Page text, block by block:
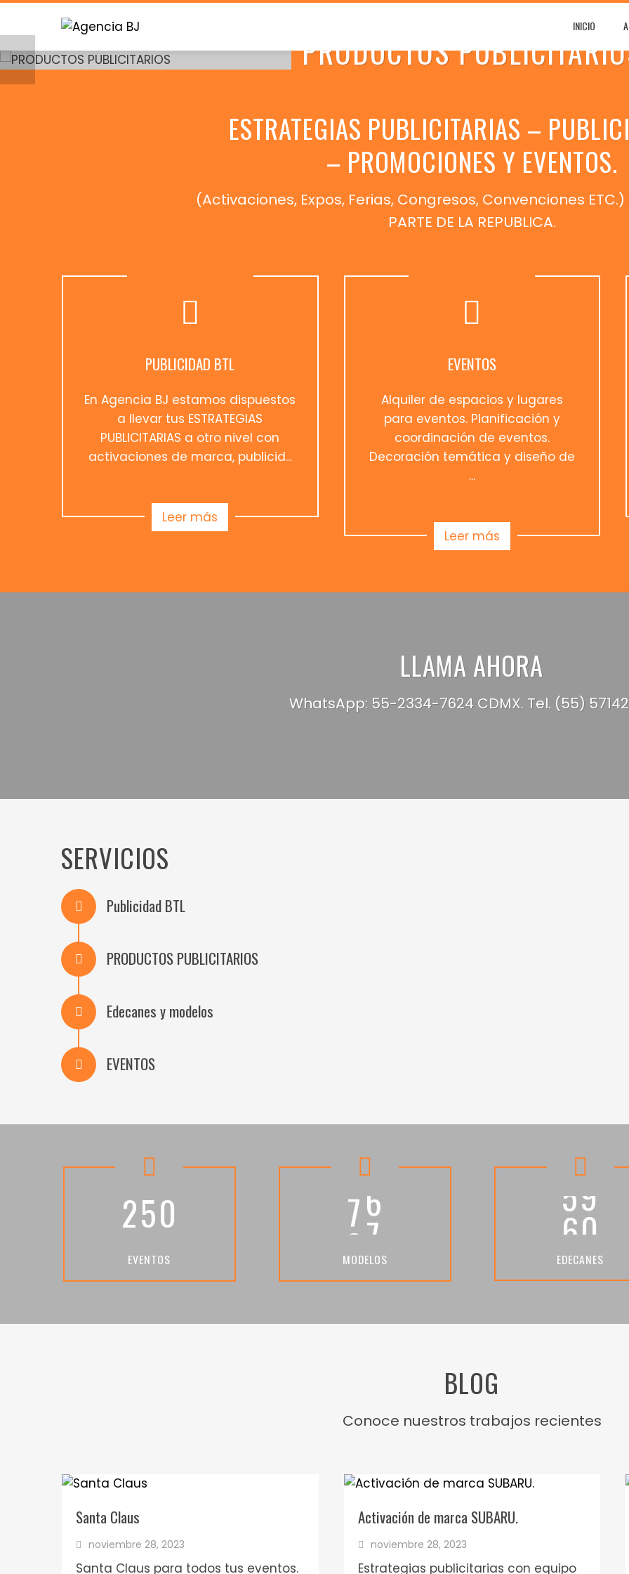
Skip
content
INICIO
PRODUCTOS
ESTRATEGIAS PUBLICITARIAS –
– PROMOCIONES Y EVENTOS.
(Activaciones, Expos, Ferias, Congresos, Convenciones ETC.)
PARTE DE LA REPUBLICA.
PUBLICIDAD BTL
En Agencia BJ estamos dispuestos
a llevar tus ESTRATEGIAS
PUBLICITARIAS a otro nivel con
activaciones de marca, publicid...
Leer más
EVENTOS
Alquiler de espacios y lugares
para eventos. Planificación y
coordinación de eventos.
Decoración temática y diseño de
...
Leer más
LLAMA AHORA
WhatsApp: 55-2334-7624 CDMX. Tel. (55)
SERVICIOS
Publicidad BTL
PRODUCTOS PUBLICITARIOS
Edecanes y modelos
EVENTOS
250
EVENTOS
76
MODELOS
5
6
7
8
4
6
7
0
5
EDECANES
BLOG
Conoce nuestros trabajos recientes
Santa Claus
noviembre 28, 2023
Santa Claus para todos tus eventos.
Activación de marca SUBARU.
noviembre 28, 2023
Estrategias publicitarias con equipo